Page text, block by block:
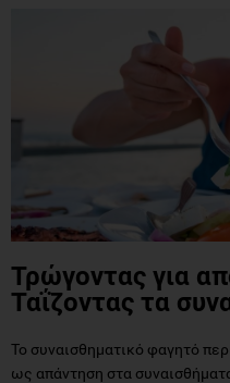
Τρώγοντας για
Ταΐζοντας τα
Το συναισθηματικό φαγητό
ως απάντηση στα